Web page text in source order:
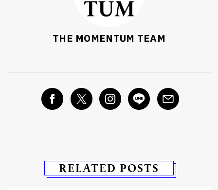
THE MOMENTUM TEAM
RELATED POSTS